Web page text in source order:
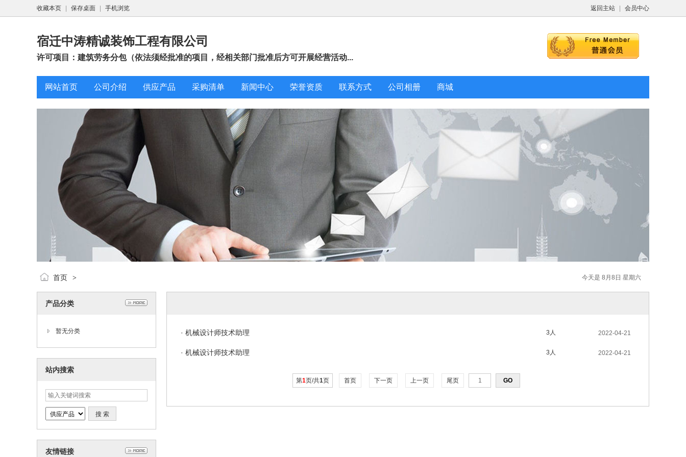
返回主站 会员中心
收藏本页 保存桌面 手机浏览
宿迁中涛精诚装饰工程有限公司
许可项目：建筑劳务分包（依法须经批准的项目，经相关部门批准后方可开展经营活动...
网站首页 公司介绍 供应产品 采购清单 新闻中心 荣誉资质 联系方式 公司相册 商城
今天是 8月8日 星期六
首页 >
产品分类
暂无分类
站内搜索
友情链接
· 机械设计师技术助理 3人 2022-04-21
· 机械设计师技术助理 3人 2022-04-21
第1页/共1页 首页 下一页 上一页 尾页